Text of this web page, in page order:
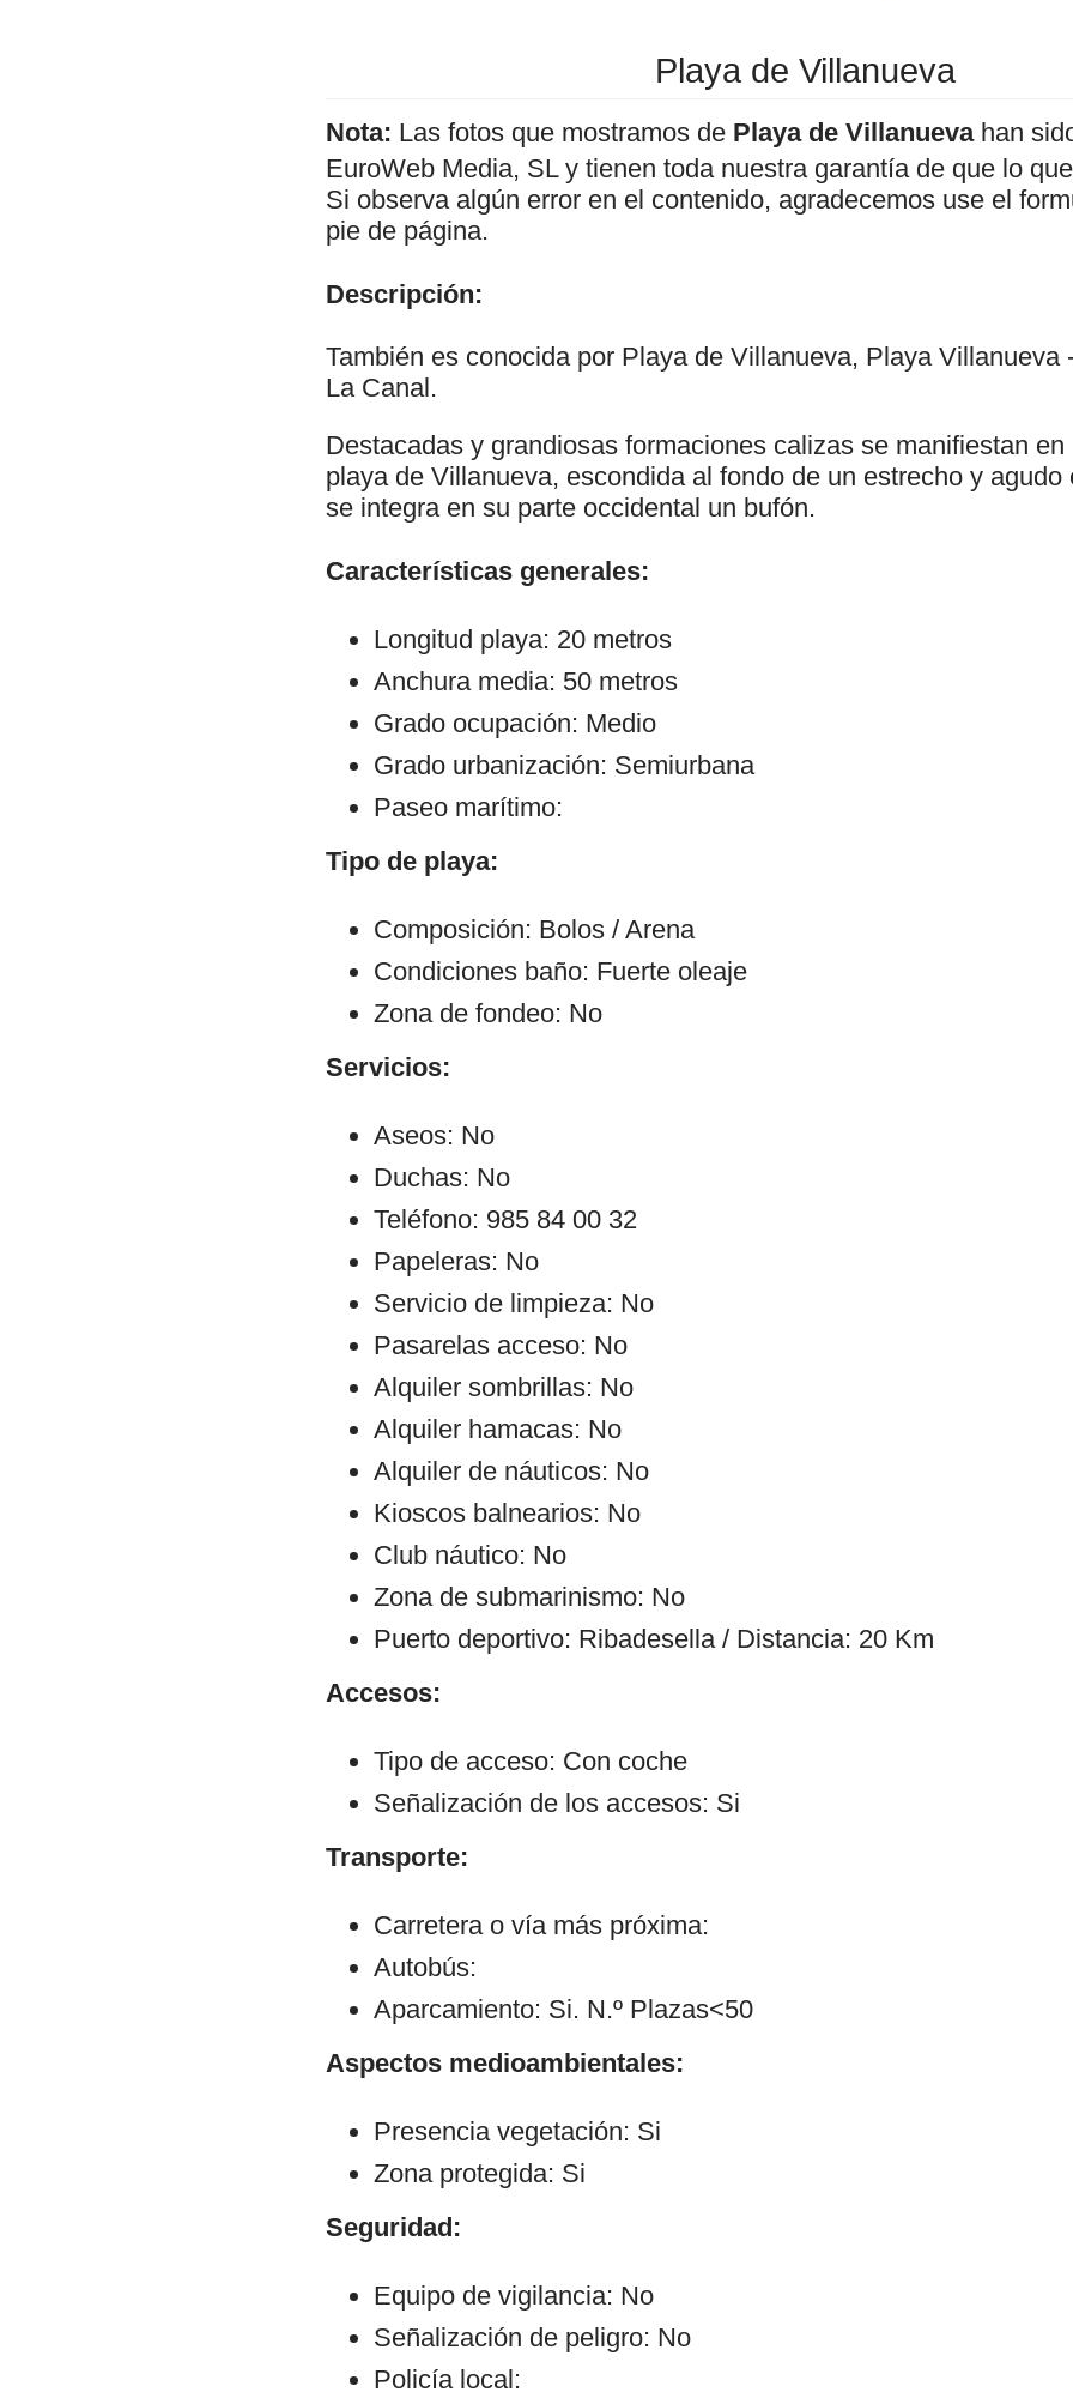
Playa de Villanueva
Nota: Las fotos que mostramos de Playa de Villanuevahan
EuroWeb Media, SL y tienen toda nuestra garantía de que lo
Si observa algún error en el contenido, agradecemos use el
pie de página.
Descripción:
También es conocida por Playa de Villanueva, Playa Villanueva
La Canal.
Destacadas y grandiosas formaciones calizas se manifiestan
playa de Villanueva, escondida al fondo de un estrecho y agudo
se integra en su parte occidental un bufón.
Características generales:
Longitud playa: 20 metros
Anchura media: 50 metros
Grado ocupación: Medio
Grado urbanización: Semiurbana
Paseo marítimo:
Tipo de playa:
Composición: Bolos / Arena
Condiciones baño: Fuerte oleaje
Zona de fondeo: No
Servicios:
Aseos: No
Duchas: No
Teléfono: 985 84 00 32
Papeleras: No
Servicio de limpieza: No
Pasarelas acceso: No
Alquiler sombrillas: No
Alquiler hamacas: No
Alquiler de náuticos: No
Kioscos balnearios: No
Club náutico: No
Zona de submarinismo: No
Puerto deportivo: Ribadesella / Distancia: 20 Km
Accesos:
Tipo de acceso: Con coche
Señalización de los accesos: Si
Transporte:
Carretera o vía más próxima:
Autobús:
Aparcamiento: Si. N.º Plazas<50
Aspectos medioambientales:
Presencia vegetación: Si
Zona protegida: Si
Seguridad:
Equipo de vigilancia: No
Señalización de peligro: No
Policía local: